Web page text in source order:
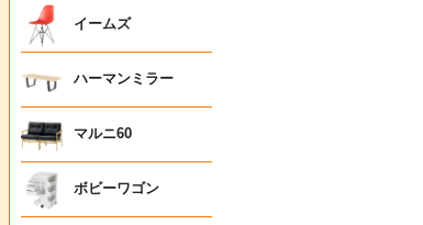
イームズ
ハーマンミラー
マルニ60
ボビーワゴン